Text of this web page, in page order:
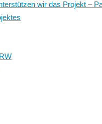
wir das Projekt –